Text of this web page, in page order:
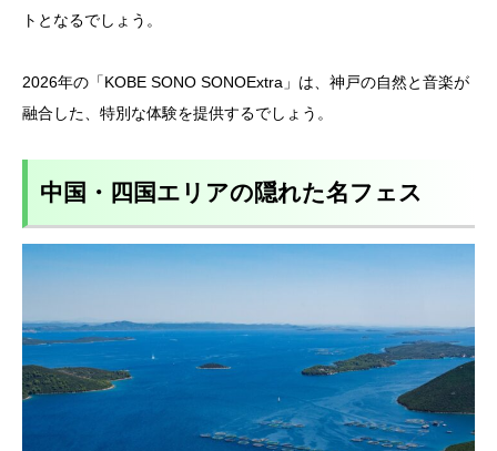
トとなるでしょう。
2026年の「KOBE SONO SONOExtra」は、神戸の自然と音楽が
融合した、特別な体験を提供するでしょう。
中国・四国エリアの隠れた名フェス